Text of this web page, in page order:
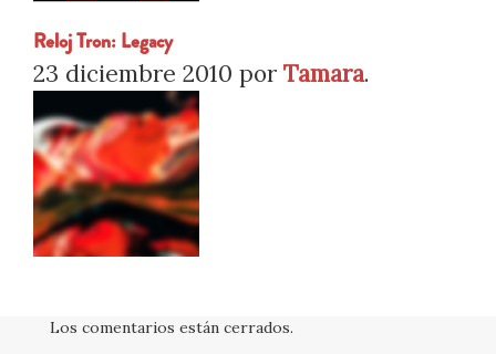
Reloj Tron: Legacy
23 diciembre 2010 por Tamara.
Los comentarios están cerrados.